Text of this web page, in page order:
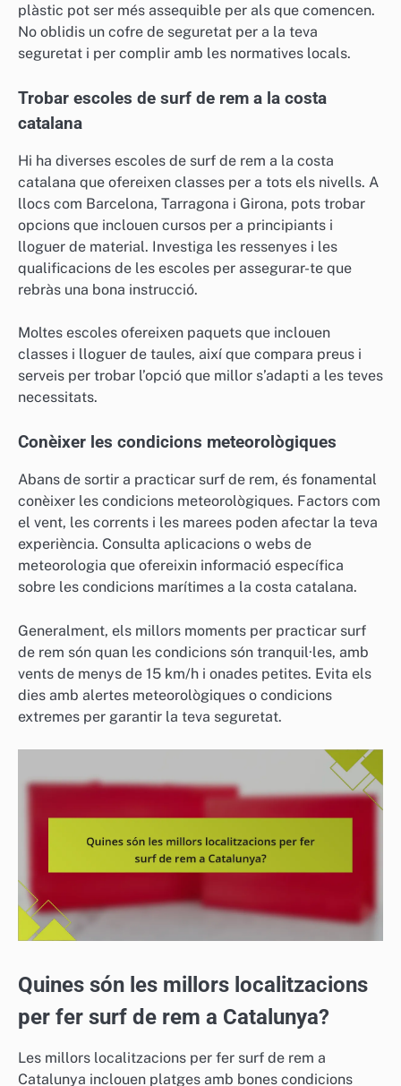
plàstic pot ser més assequible per als que comencen.
No oblidis un cofre de seguretat per a la teva
seguretat i per complir amb les normatives locals.
Trobar escoles de surf de rem a la costa
catalana
Hi ha diverses escoles de surf de rem a la costa
catalana que ofereixen classes per a tots els nivells. A
llocs com Barcelona, Tarragona i Girona, pots trobar
opcions que inclouen cursos per a principiants i
lloguer de material. Investiga les ressenyes i les
qualificacions de les escoles per assegurar-te que
rebràs una bona instrucció.
Moltes escoles ofereixen paquets que inclouen
classes i lloguer de taules, així que compara preus i
serveis per trobar l’opció que millor s’adapti a les teves
necessitats.
Conèixer les condicions meteorològiques
Abans de sortir a practicar surf de rem, és fonamental
conèixer les condicions meteorològiques. Factors com
el vent, les corrents i les marees poden afectar la teva
experiència. Consulta aplicacions o webs de
meteorologia que ofereixin informació específica
sobre les condicions marítimes a la costa catalana.
Generalment, els millors moments per practicar surf
de rem són quan les condicions són tranquil·les, amb
vents de menys de 15 km/h i onades petites. Evita els
dies amb alertes meteorològiques o condicions
extremes per garantir la teva seguretat.
Quines són les millors localitzacions
per fer surf de rem a Catalunya?
Les millors localitzacions per fer surf de rem a
Catalunya inclouen platges amb bones condicions